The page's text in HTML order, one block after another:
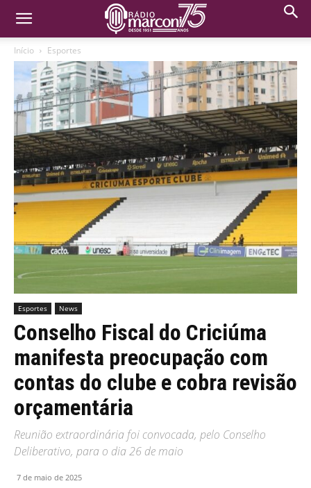
Início Esportes
Esportes News
Conselho Fiscal do Criciúma
manifesta preocupação com
contas do clube e cobra revisão
orçamentária
Reunião extraordinária foi convocada, pelo Conselho
Deliberativo, para o dia 26 de maio
7 de maio de 2025